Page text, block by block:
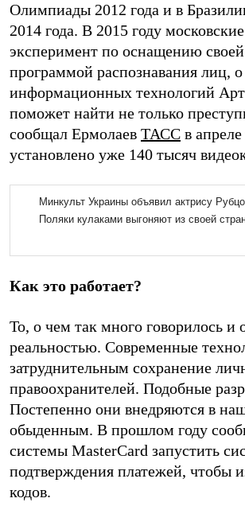
Олимпиады 2012 года и в
2014 года. В 2015 году
эксперимент по оснащению
программой распознавания лиц,
информационных технологий
поможет найти не только
сообщал Ермолаев ТАСС в
установлено уже 140 тысяч
Как это работает?
То, о чем так много говорилось и
реальностью. Современные
затруднительным сохранение
правоохранителей. Подобные
Постепенно они внедряются в
обыденным. В прошлом году
системы MasterCard запустить
подтверждения платежей, чтобы
кодов.